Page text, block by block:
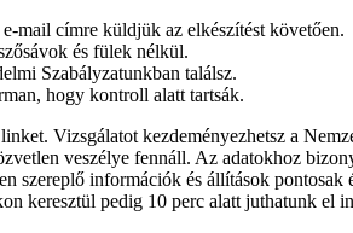
mail címre küldjük az elkészítést követően.
és fülek nélkül.
Szabályzatunkban találsz.
hogy kontroll alatt tartsák.
Vizsgálatot kezdeményezhetsz a
veszélye fennáll. Az adatokhoz
szereplő információk és állítások
keresztül pedig 10 perc alatt juthatunk el